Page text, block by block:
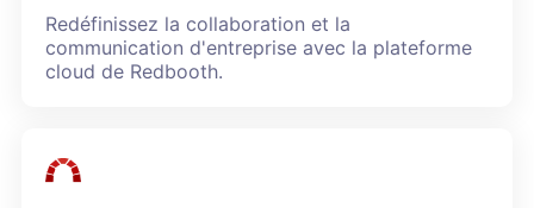
Redéfinissez la collaboration et la
communication d'entreprise avec la plateforme
cloud de Redbooth.